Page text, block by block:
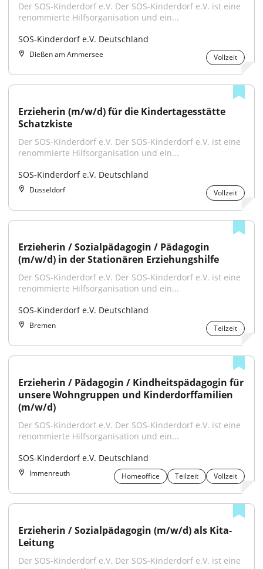
Der SOS-Kinderdorf e.V. Der SOS-Kinderdorf e.V. ist eine
renommierte Hilfsorganisation und ein...
SOS-Kinderdorf e.V. Deutschland
Dießen am Ammersee Vollzeit
Erzieherin (m/w/d) für die Kindertagesstätte
Schatzkiste
Der SOS-Kinderdorf e.V. Der SOS-Kinderdorf e.V. ist eine
renommierte Hilfsorganisation und ein...
SOS-Kinderdorf e.V. Deutschland
Düsseldorf Vollzeit
Erzieherin / Sozialpädagogin / Pädagogin
(m/w/d) in der Stationären Erziehungshilfe
Der SOS-Kinderdorf e.V. Der SOS-Kinderdorf e.V. ist eine
renommierte Hilfsorganisation und ein...
SOS-Kinderdorf e.V. Deutschland
Bremen Teilzeit
Erzieherin / Pädagogin / Kindheitspädagogin für
unsere Wohngruppen und Kinderdorffamilien
(m/w/d)
Der SOS-Kinderdorf e.V. Der SOS-Kinderdorf e.V. ist eine
renommierte Hilfsorganisation und ein...
SOS-Kinderdorf e.V. Deutschland
Immenreuth Homeoffice Teilzeit Vollzeit
Erzieherin / Sozialpädagogin (m/w/d) als Kita-
Leitung
Der SOS-Kinderdorf e.V. Der SOS-Kinderdorf e.V. ist eine